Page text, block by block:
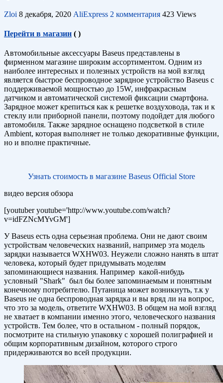
Zloi 8 декабря, 2020 AliExpress 2 комментария 423 Views
Перейти в магазин ( )
Автомобильные аксессуары Baseus представлены в
фирменном магазине широким ассортиментом. Одним из
наиболее интересных и полезных устройств на мой взгляд
является быстрое беспроводное зарядное устройство Baseus с
поддерживаемой мощностью до 15W, инфракрасным
датчиком и автоматической системой фиксации смартфона.
Зарядное может крепиться как к решетке воздуховода, так и к
стеклу или приборной панели, поэтому подойдет для любого
автомобиля. Также зарядное оснащено подсветкой в стиле
Ambient, которая выполняет не только декоративные функции,
но и вполне практичные.
Узнать стоимость в магазине Baseus Official Store
видео версия обзора
[youtuber youtube='http://www.youtube.com/watch?
v=idFZNcMYvGM']
У Baseus есть одна серьезная проблема. Они не дают своим
устройствам человеческих названий, например эта модель
зарядки называется WXHW03. Неужели сложно нанять в штат
человека, который будет придумывать моделям
запоминающиеся названия. Например какой-нибудь
условный "Shark" был бы более запоминаемым и понятным
конечному потребителю. Путаница может возникнуть, т.к у
Baseus не одна беспроводная зарядка и вы вряд ли на вопрос,
что это за модель, ответите WXHW03. В общем на мой взгляд
не хватает в компании именно этого, человеческого названия
устройств. Тем более, что в остальном - полный порядок,
посмотрите на стильную упаковку с хорошей полиграфией и
общим корпоративным дизайном, которого строго
придерживаются во всей продукции.